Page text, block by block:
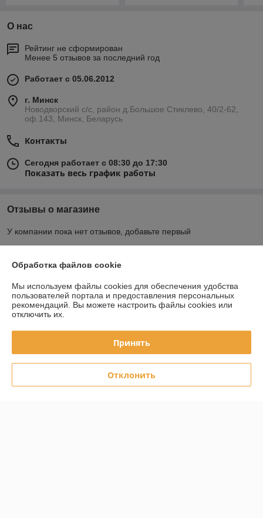
О нас
Рейтинг не сформирован
Менее 5 отзывов за последний год
Работает с 05.06.2012
г. Минск
Новодворский с/с, район д.Большое Стиклево, 40/2-62,
оф.143, Минск, Беларусь
Контакты
Сегодня работает с 08:30 до 17:30
Показать весь график работы
Отзывы о магазине
У компании пока нет отзывов, добавьте первый
О нас
Контакты
Обработка файлов cookie
Мы используем файлы cookies для обеспечения удобства
пользователей портала и предоставления персональных
рекомендаций. Вы можете настроить файлы cookies или
отключить их.
Принять
Отклонить